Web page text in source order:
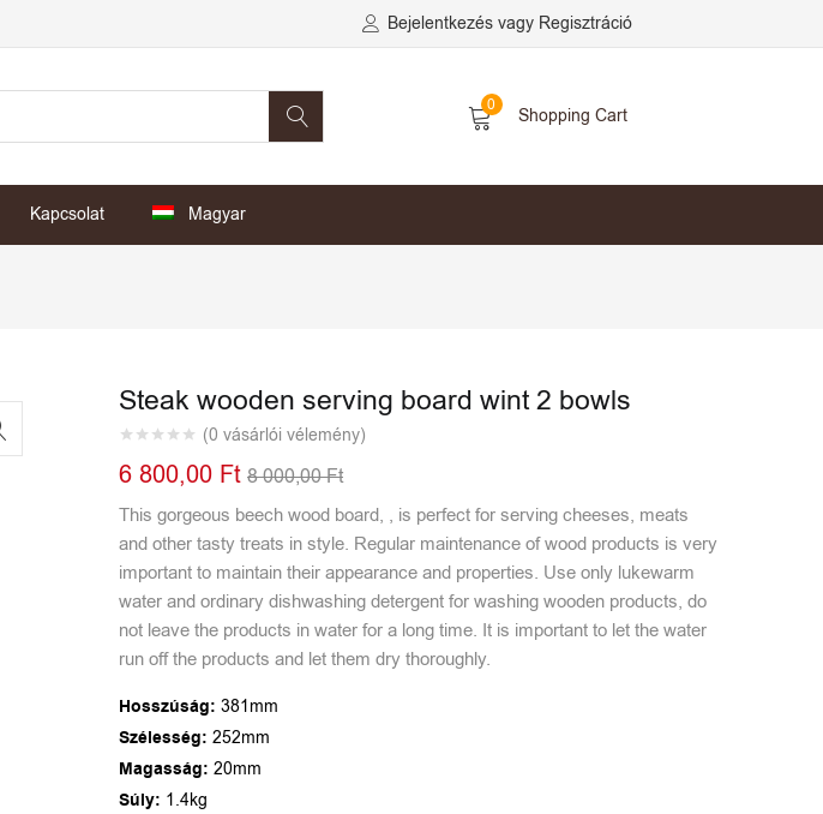
Bejelentkezés vagy Regisztráció
0 Shopping Cart
Kapcsolat Magyar
Steak wooden serving board wint 2 bowls
(0 vásárlói vélemény)
6 800,00 Ft 8 000,00Ft
This gorgeous beech wood board, , is perfect for serving cheeses, meats
and other tasty treats in style. Regular maintenance of wood products is very
important to maintain their appearance and properties. Use only lukewarm
water and ordinary dishwashing detergent for washing wooden products, do
not leave the products in water for a long time. It is important to let the water
run off the products and let them dry thoroughly.
Hosszúság: 381mm
Szélesség: 252mm
Magasság: 20mm
Súly: 1.4kg